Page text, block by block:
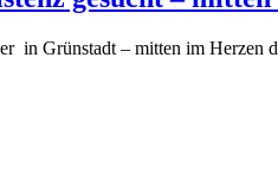
in Grünstadt – mitten im